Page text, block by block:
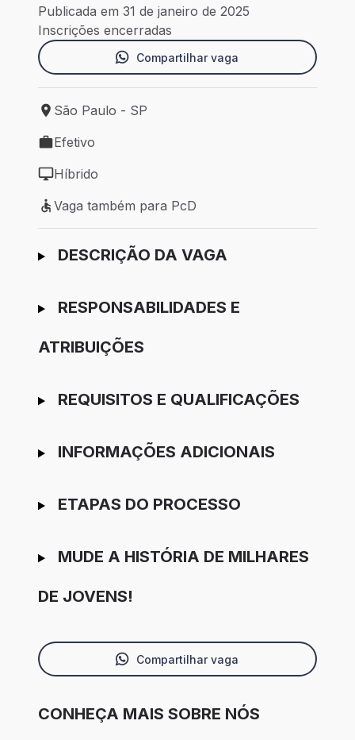
Publicada em 31 de janeiro de 2025
Inscrições encerradas
Compartilhar vaga
Local de trabalho: São Paulo - SP
São Paulo - SP
Tipo de vaga: Efetivo
Efetivo
Modelo de trabalho: Híbrido
Híbrido
Vaga também para PcD
Vaga também para PcD
Ir para candidatura
DESCRIÇÃO DA VAGA
RESPONSABILIDADES E
ATRIBUIÇÕES
REQUISITOS E QUALIFICAÇÕES
INFORMAÇÕES ADICIONAIS
ETAPAS DO PROCESSO
MUDE A HISTÓRIA DE MILHARES
DE JOVENS!
Compartilhar vaga
CONHEÇA MAIS SOBRE NÓS